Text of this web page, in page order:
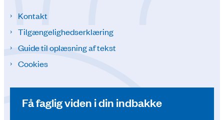
Kontakt
Tilgængelighedserklæring
Guide til oplæsning af tekst
Cookies
Få faglig viden i din indbakke